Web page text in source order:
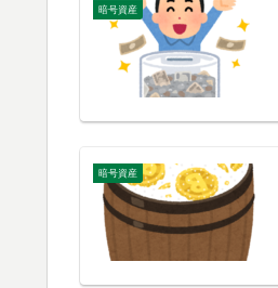
暗号資産
暗号資産